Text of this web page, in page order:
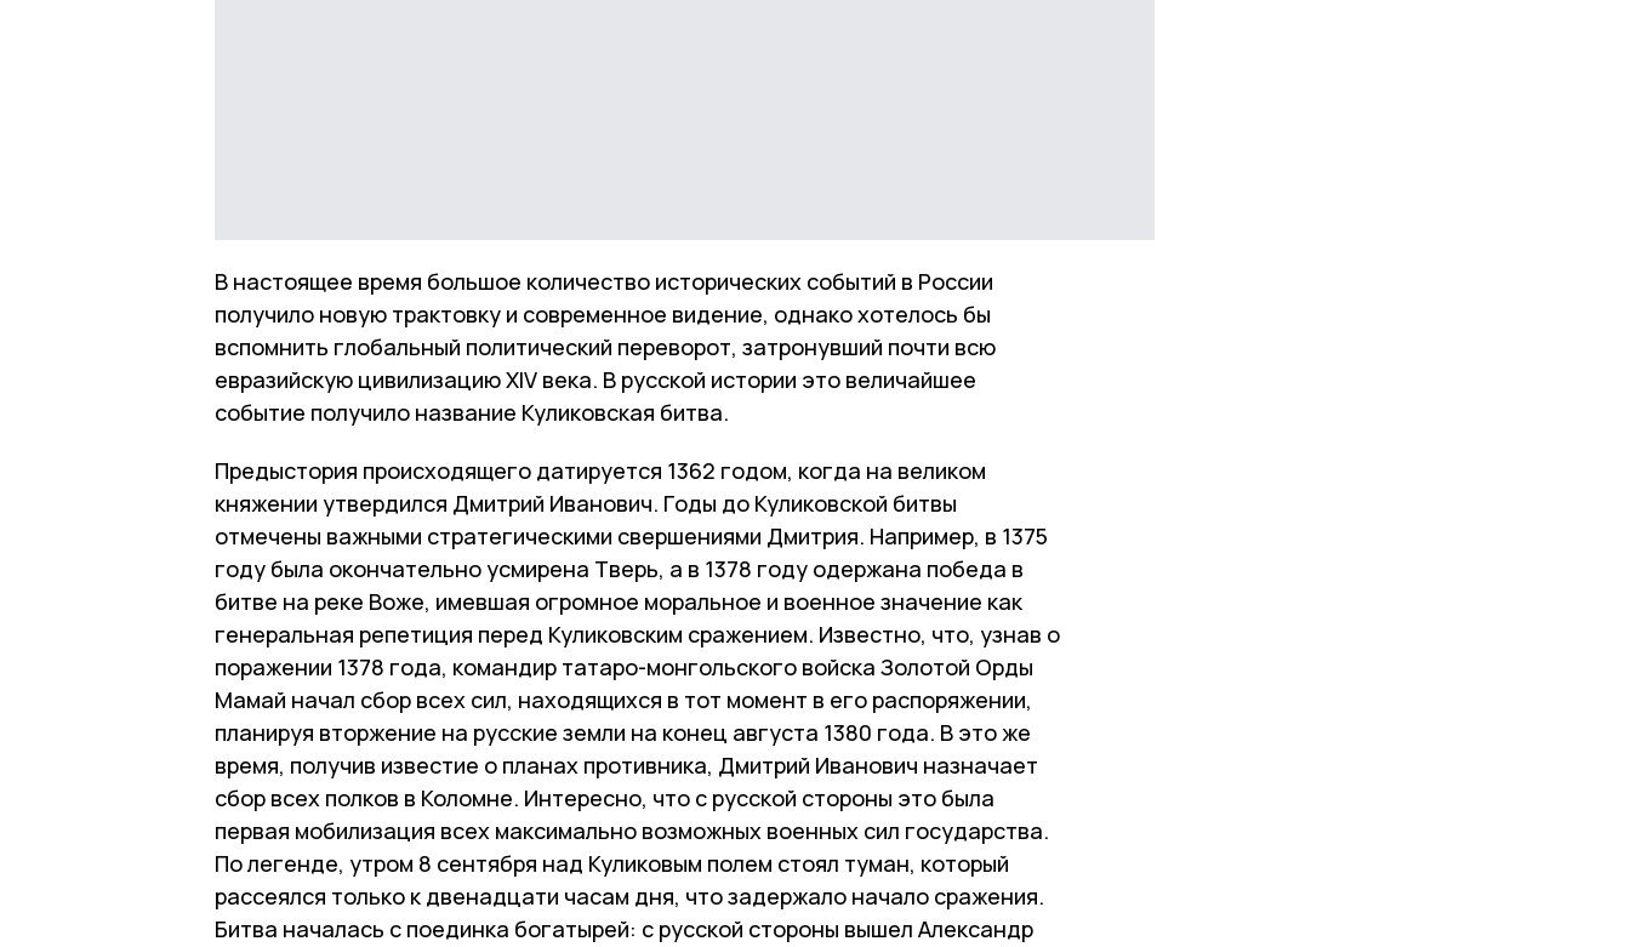
В настоящее время большое количество исторических событий в России
получило новую трактовку и современное видение, однако хотелось бы
вспомнить глобальный политический переворот, затронувший почти всю
евразийскую цивилизацию XIV века. В русской истории это величайшее
событие получило название Куликовская битва.
Предыстория происходящего датируется 1362 годом, когда на великом
княжении утвердился Дмитрий Иванович. Годы до Куликовской битвы
отмечены важными стратегическими свершениями Дмитрия. Например, в 1375
году была окончательно усмирена Тверь, а в 1378 году одержана победа в
битве на реке Воже, имевшая огромное моральное и военное значение как
генеральная репетиция перед Куликовским сражением. Известно, что, узнав о
поражении 1378 года, командир татаро-монгольского войска Золотой Орды
Мамай начал сбор всех сил, находящихся в тот момент в его распоряжении,
планируя вторжение на русские земли на конец августа 1380 года. В это же
время, получив известие о планах противника, Дмитрий Иванович назначает
сбор всех полков в Коломне. Интересно, что с русской стороны это была
первая мобилизация всех максимально возможных военных сил государства.
По легенде, утром 8 сентября над Куликовым полем стоял туман, который
рассеялся только к двенадцати часам дня, что задержало начало сражения.
Битва началась с поединка богатырей: с русской стороны вышел Александр